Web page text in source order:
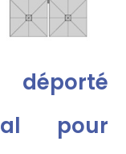
pour